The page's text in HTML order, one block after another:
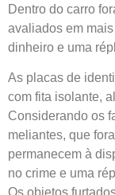
Dentro do carro
avaliados em
dinheiro e uma
As placas de
com fita isolante,
Considerando os
meliantes, que
permanecem à
no crime e uma